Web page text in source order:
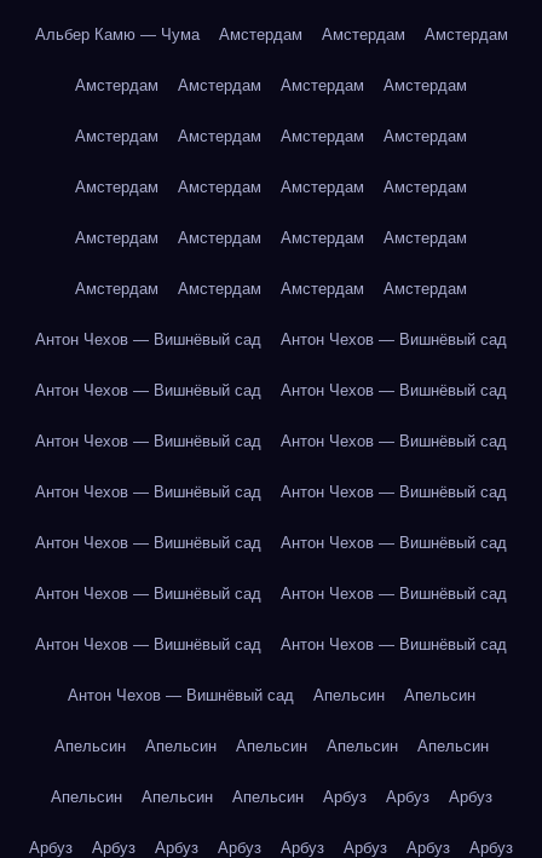
Альбер Камю — Чума Амстердам Амстердам Амстердам
Амстердам Амстердам Амстердам Амстердам
Амстердам Амстердам Амстердам Амстердам
Амстердам Амстердам Амстердам Амстердам
Амстердам Амстердам Амстердам Амстердам
Амстердам Амстердам Амстердам Амстердам
Антон Чехов — Вишнёвый сад Антон Чехов — Вишнёвый сад
Антон Чехов — Вишнёвый сад Антон Чехов — Вишнёвый сад
Антон Чехов — Вишнёвый сад Антон Чехов — Вишнёвый сад
Антон Чехов — Вишнёвый сад Антон Чехов — Вишнёвый сад
Антон Чехов — Вишнёвый сад Антон Чехов — Вишнёвый сад
Антон Чехов — Вишнёвый сад Антон Чехов — Вишнёвый сад
Антон Чехов — Вишнёвый сад Антон Чехов — Вишнёвый сад
Антон Чехов — Вишнёвый сад Апельсин Апельсин
Апельсин Апельсин Апельсин Апельсин Апельсин
Апельсин Апельсин Апельсин Арбуз Арбуз Арбуз
Арбуз Арбуз Арбуз Арбуз Арбуз Арбуз Арбуз Арбуз